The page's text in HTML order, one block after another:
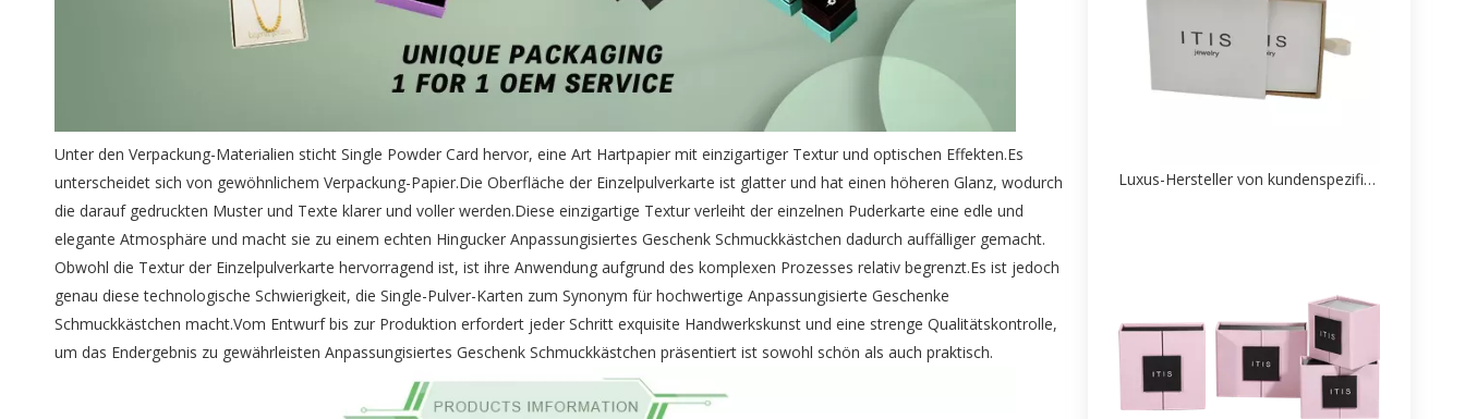
Unter den Verpackung-Materialien sticht Single Powder Card hervor, eine Art Hartpapier mit einzigartiger Textur und optischen Effekten.Es
unterscheidet sich von gewöhnlichem Verpackung-Papier.Die Oberfläche der Einzelpulverkarte ist glatter und hat einen höheren Glanz, wodurch
die darauf gedruckten Muster und Texte klarer und voller werden.Diese einzigartige Textur verleiht der einzelnen Puderkarte eine edle und
elegante Atmosphäre und macht sie zu einem echten Hingucker Anpassungisiertes Geschenk Schmuckkästchen dadurch auffälliger gemacht.
Obwohl die Textur der Einzelpulverkarte hervorragend ist, ist ihre Anwendung aufgrund des komplexen Prozesses relativ begrenzt.Es ist jedoch
genau diese technologische Schwierigkeit, die Single-Pulver-Karten zum Synonym für hochwertige Anpassungisierte Geschenke
Schmuckkästchen macht.Vom Entwurf bis zur Produktion erfordert jeder Schritt exquisite Handwerkskunst und eine strenge Qualitätskontrolle,
um das Endergebnis zu gewährleisten Anpassungisiertes Geschenk Schmuckkästchen präsentiert ist sowohl schön als auch praktisch.
Luxus-Hersteller von kundenspezifischen Ohrringverpackungen aus Papier aus China